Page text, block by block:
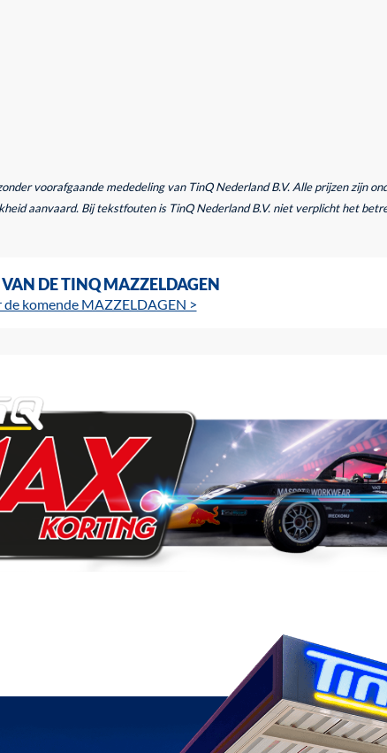
voorafgaande mededeling van TinQ Nederland B.V. Alle prijzen zijn
aanvaard. Bij tekstfouten is TinQ Nederland B.V. niet verplicht het
VAN DE TINQ MAZZELDAGEN
de komende MAZZELDAGEN >